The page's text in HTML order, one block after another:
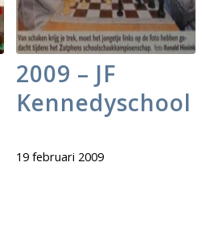
2009 – JF
Kennedyschool
19 februari 2009